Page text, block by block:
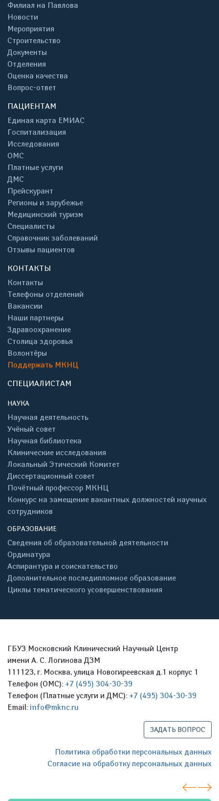
Филиал на Павлова
Новости
Мероприятия
Строительство
Документы
Отделения
Оценка качества
Вопрос-ответ
ПАЦИЕНТАМ
Единая карта ЕМИАС
Госпитализация
Исследования
ОМС
Платные услуги
ДМС
Прейскурант
Регионы и зарубежье
Медицинский туризм
Специалисты
Справочник заболеваний
Отзывы пациентов
КОНТАКТЫ
Контакты
Телефоны отделений
Вакансии
Наши партнеры
Здравоохранение
Столица здоровья
Волонтёры
Поддержать МКНЦ
СПЕЦИАЛИСТАМ
НАУКА
Научная деятельность
Учёный совет
Научная библиотека
Клинические исследования
Локальный Этический Комитет
Диссертационный совет
Почётный профессор МКНЦ
Конкурс на замещение вакантных должностей научных
сотрудников
ОБРАЗОВАНИЕ
Сведения об образовательной деятельности
Ординатура
Аспирантура и соискательство
Дополнительное последипломное образование
Циклы тематического усовершенствования
ГБУЗ Московский Клинический Научный Центр
имени А. С. Логинова ДЗМ
111123, г. Москва, улица Новогиреевская д.1 корпус 1
Телефон (ОМС): +7 (495) 304-30-39
Телефон (Платные услуги и ДМС): +7 (495) 304-30-39
Email: info@mknc.ru
ЗАДАТЬ ВОПРОС
Политика обработки персональных данных
Согласие на обработку персональных данных